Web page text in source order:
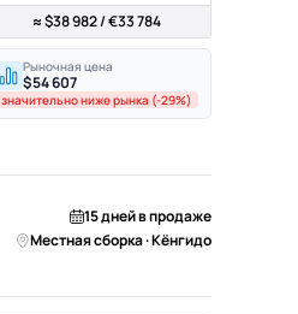
≈ $38 982 / €33 784
Рыночная цена
$54 607
значительно ниже рынка (-29%)
15 дней в продаже
Местная сборка · Кёнгидо